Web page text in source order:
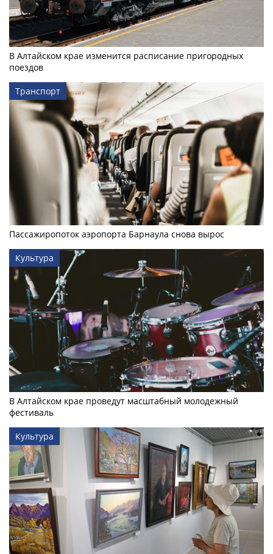
В Алтайском крае изменится расписание пригородных
поездов
Транспорт
Пассажиропоток аэропорта Барнаула снова вырос
Культура
В Алтайском крае проведут масштабный молодежный
фестиваль
Культура